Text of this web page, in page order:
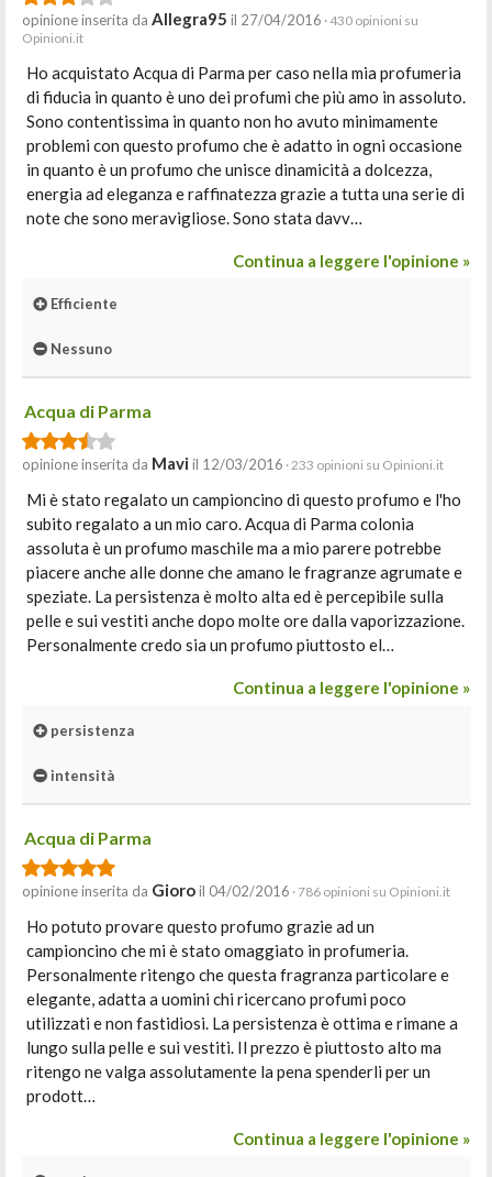
opinione inserita da Allegra95 il 27/04/2016 · 430 opinioni su
Opinioni.it
Ho acquistato Acqua di Parma per caso nella mia profumeria
di fiducia in quanto è uno dei profumi che più amo in assoluto.
Sono contentissima in quanto non ho avuto minimamente
problemi con questo profumo che è adatto in ogni occasione
in quanto è un profumo che unisce dinamicità a dolcezza,
energia ad eleganza e raffinatezza grazie a tutta una serie di
note che sono meravigliose. Sono stata davv…
Continua a leggere l'opinione »
Efficiente
Nessuno
Acqua di Parma
opinione inserita da Mavi il 12/03/2016 · 233 opinioni su Opinioni.it
Mi è stato regalato un campioncino di questo profumo e l'ho
subito regalato a un mio caro. Acqua di Parma colonia
assoluta è un profumo maschile ma a mio parere potrebbe
piacere anche alle donne che amano le fragranze agrumate e
speziate. La persistenza è molto alta ed è percepibile sulla
pelle e sui vestiti anche dopo molte ore dalla vaporizzazione.
Personalmente credo sia un profumo piuttosto el…
Continua a leggere l'opinione »
persistenza
intensità
Acqua di Parma
opinione inserita da Gioroil 04/02/2016 · 786 opinioni su Opinioni.it
Ho potuto provare questo profumo grazie ad un
campioncino che mi è stato omaggiato in profumeria.
Personalmente ritengo che questa fragranza particolare e
elegante, adatta a uomini chi ricercano profumi poco
utilizzati e non fastidiosi. La persistenza è ottima e rimane a
lungo sulla pelle e sui vestiti. Il prezzo è piuttosto alto ma
ritengo ne valga assolutamente la pena spenderli per un
prodott…
Continua a leggere l'opinione »